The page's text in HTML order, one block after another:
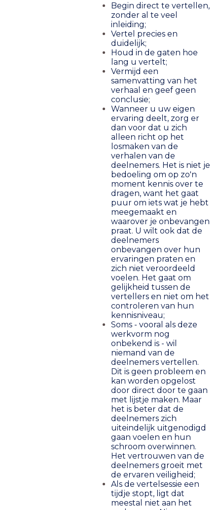
Begin direct te vertellen,
zonder al te veel
inleiding;
Vertel precies en
duidelijk;
Houd in de gaten hoe
lang u vertelt;
Vermijd een
samenvatting van het
verhaal en geef geen
conclusie;
Wanneer u uw eigen
ervaring deelt, zorg er
dan voor dat u zich
alleen richt op het
losmaken van de
verhalen van de
deelnemers. Het is niet je
bedoeling om op zo'n
moment kennis over te
dragen, want het gaat
puur om iets wat je hebt
meegemaakt en
waarover je onbevangen
praat. U wilt ook dat de
deelnemers
onbevangen over hun
ervaringen praten en
zich niet veroordeeld
voelen. Het gaat om
gelijkheid tussen de
vertellers en niet om het
controleren van hun
kennisniveau;
Soms - vooral als deze
werkvorm nog
onbekend is - wil
niemand van de
deelnemers vertellen.
Dit is geen probleem en
kan worden opgelost
door direct door te gaan
met lijstje maken. Maar
het is beter dat de
deelnemers zich
uiteindelijk uitgenodigd
gaan voelen en hun
schroom overwinnen.
Het vertrouwen van de
deelnemers groeit met
de ervaren veiligheid;
Als de vertelsessie een
tijdje stopt, ligt dat
meestal niet aan het